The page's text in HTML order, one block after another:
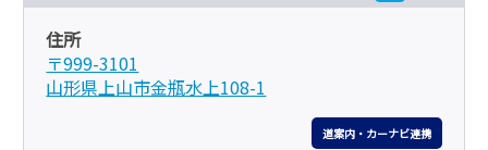
住所
〒999-3101
山形県上山市金瓶水上108-1
道案内・カーナビ連携